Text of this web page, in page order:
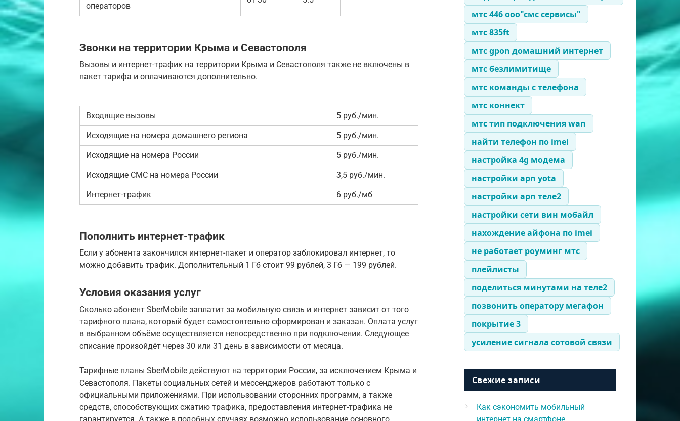
операторов
Звонки на территории Крыма и Севастополя
Вызовы и интернет-трафик на территории Крыма и Севастополя также не включены в
пакет тарифа и оплачиваются дополнительно.
Входящие вызовы 5 руб./мин.
Исходящие на номера домашнего региона 5 руб./мин.
Исходящие на номера России 5 руб./мин.
Исходящие СМС на номера России 3,5 руб./мин.
Интернет-трафик 6 руб./мб
Пополнить интернет-трафик
Если у абонента закончился интернет-пакет и оператор заблокировал интернет, то
можно добавить трафик. Дополнительный 1 Гб стоит 99 рублей, 3 Гб — 199 рублей.
Условия оказания услуг
Сколько абонент SberMobile заплатит за мобильную связь и интернет зависит от того
тарифного плана, который будет самостоятельно сформирован и заказан. Оплата услуг
в выбранном объёме осуществляется непосредственно при подключении. Следующее
списание произойдёт через 30 или 31 день в зависимости от месяца.
Тарифные планы SberMobile действуют на территории России, за исключением Крыма и
Севастополя. Пакеты социальных сетей и мессенджеров работают только с
официальными приложениями. При использовании сторонних программ, а также
средств, способствующих сжатию трафика, предоставления интернет-трафика не
мтс 446 ооо"смс сервисы"
мтс 835ft
мтс gpon домашний интернет
мтс безлимитище
мтс команды с телефона
мтс коннект
мтс тип подключения wan
найти телефон по imei
настройка 4g модема
настройки apn yota
настройки apn теле2
настройки сети вин мобайл
нахождение айфона по imei
не работает роуминг мтс
плейлисты
поделиться минутами на теле2
позвонить оператору мегафон
покрытие 3
усиление сигнала сотовой связи
Свежие записи
Как сэкономить мобильный